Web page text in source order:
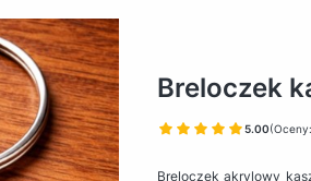
Breloczek
5.00
Breloczek akrylowy